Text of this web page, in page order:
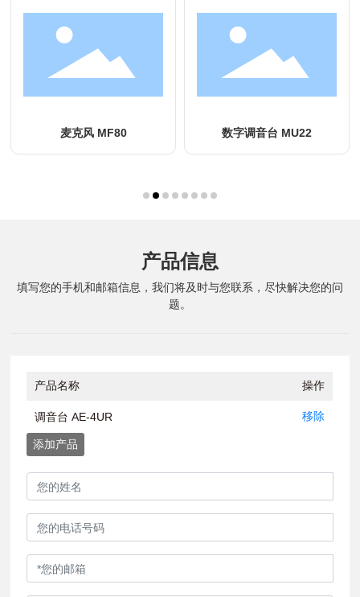
麦克风 MF80 数字调音台 MU22
产品信息
填写您的手机和邮箱信息，我们将及时与您联系，尽快解决您的问
题。
产品名称 操作
调音台 AE-4UR 移除
添加产品